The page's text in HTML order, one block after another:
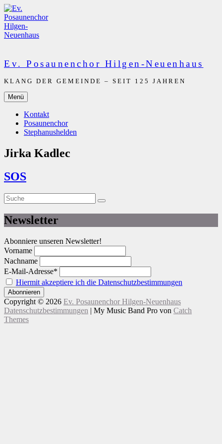
Zum
Inhalt
springen
Ev. Posaunenchor Hilgen-Neuenhaus
KLANG DER GEMEINDE – SEIT 125 JAHREN
Menü
Kontakt
Posaunenchor
Stephanushelden
Jirka Kadlec
SOS
Suche
nach:
Suche
Newsletter
Abonniere unseren Newsletter!
Vorname
Nachname
E-Mail-Adresse*
Hiermit akzeptiere ich die Datenschutzbestimmungen
Copyright © 2026 Ev. Posaunenchor Hilgen-Neuenhaus
Datenschutzbestimmungen | My Music Band Pro von Catch
Themes